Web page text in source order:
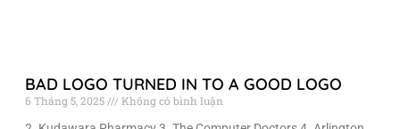
BAD LOGO TURNED IN TO A GOOD LOGO
6 Tháng 5, 2025
Không có bình luận